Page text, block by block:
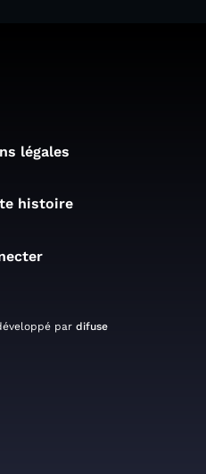
légales
histoire
par difuse